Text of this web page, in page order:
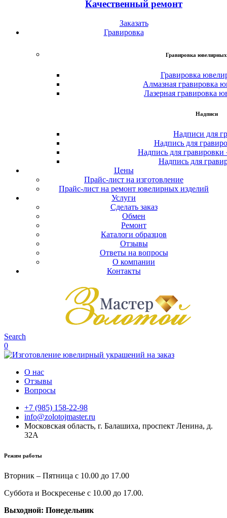
Качественный ремонт
Заказать
Гравировка
Гравировка ювелирных
Гравировка
Алмазная гравировка
Лазерная гравировка
Надписи
Надписи для
Надпись для
Надпись для
Надпись для
Цены
Прайс-лист на изготовление
Прайс-лист на ремонт ювелирных изделий
Услуги
Сделать заказ
Обмен
Ремонт
Каталоги образцов
Отзывы
Ответы на вопросы
О компании
Контакты
Search
0
О нас
Отзывы
Вопросы
+7 (985) 158-22-98
info@zolotojmaster.ru
Московская область, г. Балашиха, проспект Ленина, д.
32А
Режим работы
Вторник – Пятница с 10.00 до 17.00
Суббота и Воскресенье с 10.00 до 17.00.
Выходной: Понедельник